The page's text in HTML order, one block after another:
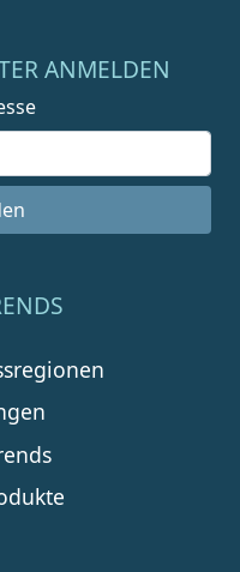
ANMELDEN